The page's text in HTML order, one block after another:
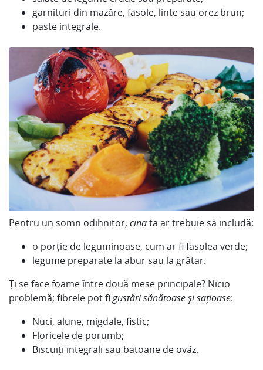
garnituri din mazăre, fasole, linte sau orez brun;
paste integrale.
Pentru un somn odihnitor, cinata ar trebuie să includă:
o porție de leguminoase, cum ar fi fasolea verde;
legume preparate la abur sau la grătar.
Ți se face foame între două mese principale? Nicio
problemă; fibrele pot fi gustări sănătoase și sațioase:
Nuci, alune, migdale, fistic;
Floricele de porumb;
Biscuiți integrali sau batoane de ovăz.